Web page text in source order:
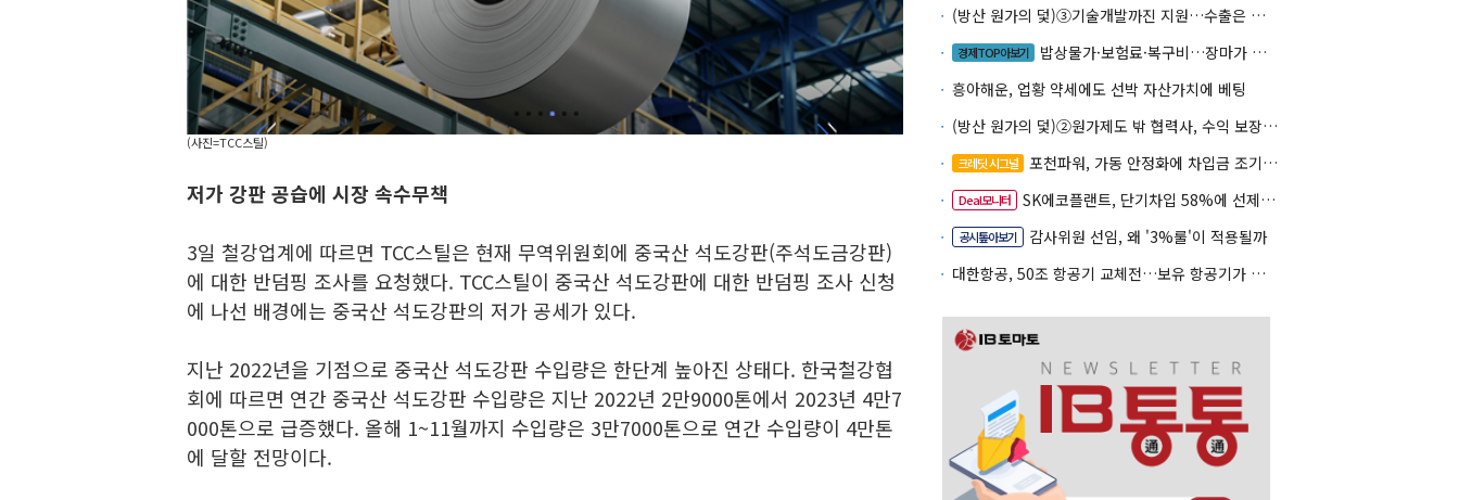
(사진=TCC스틸)
저가 강판 공습에 시장 속수무책
3일 철강업계에 따르면 TCC스틸은 현재 무역위원회에 중국산 석도강판(주석도금강판)
에 대한 반덤핑 조사를 요청했다. TCC스틸이 중국산 석도강판에 대한 반덤핑 조사 신청
에 나선 배경에는 중국산 석도강판의 저가 공세가 있다.
지난 2022년을 기점으로 중국산 석도강판 수입량은 한단계 높아진 상태다. 한국철강협
회에 따르면 연간 중국산 석도강판 수입량은 지난 2022년 2만9000톤에서 2023년 4만7
000톤으로 급증했다. 올해 1~11월까지 수입량은 3만7000톤으로 연간 수입량이 4만톤
에 달할 전망이다.
(방산 원가의 덫)③기술개발까진 지원…수출은 각자도생
경제TOP아보기
밥상물가·보험료·복구비…장마가 내미는 청구서
흥아해운, 업황 약세에도 선박 자산가치에 베팅
(방산 원가의 덫)②원가제도 밖 협력사, 수익 보장도 협상력도 없다
크레딧 시그널 포천파워, 가동 안정화에 차입금 조기상환 속도
Deal모니터 SK에코플랜트, 단기차입 58%에 선제 차환 카드
공시톺아보기
감사위원 선임, 왜 '3%룰'이 적용될까
대한항공, 50조 항공기 교체전…보유 항공기가 조달 카드